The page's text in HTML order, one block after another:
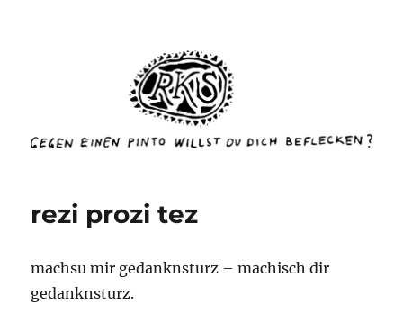
rottenkinckschow
rezi prozi tez
machsu mir gedanknsturz – machisch dir
gedanknsturz.